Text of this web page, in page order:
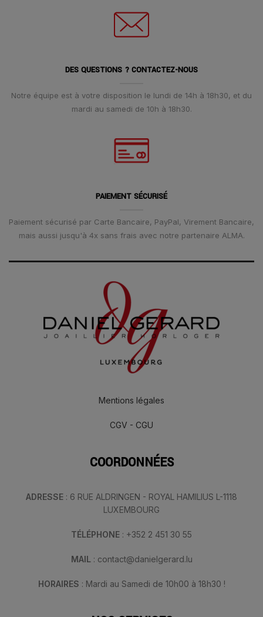
DES QUESTIONS ? CONTACTEZ-NOUS
Notre équipe est à votre disposition le lundi de 14h à 18h30, et du
mardi au samedi de 10h à 18h30.
PAIEMENT SÉCURISÉ
Paiement sécurisé par Carte Bancaire, PayPal, Virement Bancaire,
mais aussi jusqu'à 4x sans frais avec notre partenaire ALMA.
Mentions légales
CGV - CGU
COORDONNÉES
ADRESSE : 6 RUE ALDRINGEN - ROYAL HAMILIUS L-1118
LUXEMBOURG
TÉLÉPHONE : +352 2 451 30 55
MAIL : contact@danielgerard.lu
HORAIRES : Mardi au Samedi de 10h00 à 18h30 !